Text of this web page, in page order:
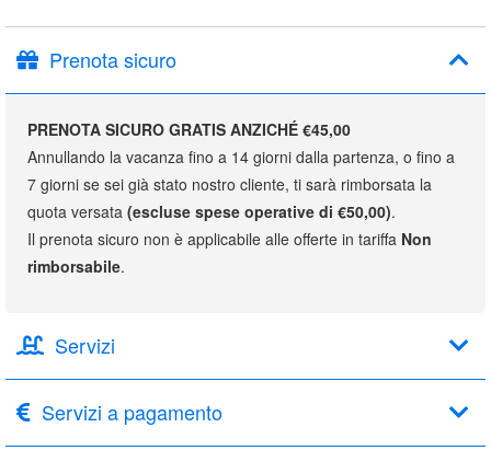
Prenota sicuro
PRENOTA SICURO GRATIS ANZICHÉ €45,00
Annullando la vacanza fino a 14 giorni dalla partenza, o fino a
7 giorni se sei già stato nostro cliente, ti sarà rimborsata la
quota versata (escluse spese operative di €50,00).
Il prenota sicuro non è applicabile alle offerte in tariffa Non
rimborsabile.
Servizi
Servizi a pagamento